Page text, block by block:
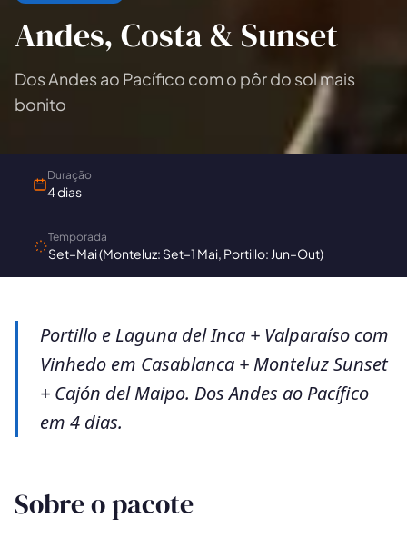
Andes, Costa & Sunset
Dos Andes ao Pacífico com o pôr do sol mais
bonito
Duração
4 dias
Temporada
Set–Mai (Monteluz: Set–1 Mai, Portillo: Jun–Out)
Portillo e Laguna del Inca + Valparaíso com
Vinhedo em Casablanca + Monteluz Sunset
+ Cajón del Maipo. Dos Andes ao Pacífico
em 4 dias.
Sobre o pacote